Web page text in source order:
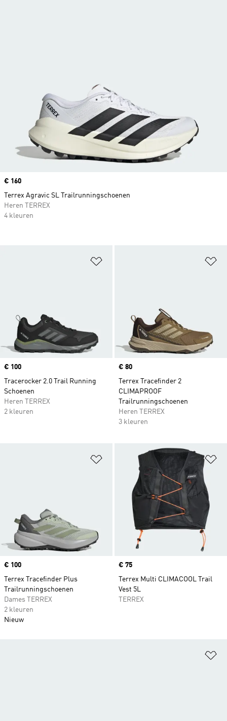
Price
€ 100
Tracerocker 2.0 Trail Running
Schoenen
Heren TERREX
2 kleuren
Price
€ 80
Terrex Tracefinder 2
CLIMAPROOF
Trailrunningschoenen
Heren TERREX
3 kleuren
Op verlanglijst zetten
Price
€ 100
Terrex Tracefinder Plus
Trailrunningschoenen
Dames TERREX
2 kleuren
Nieuw
Price
€ 75
Terrex Multi CLIMACOOL Trail
Vest 5L
TERREX
Price
€ 160
Terrex Agravic SL Trailrunningschoenen
Heren TERREX
4 kleuren